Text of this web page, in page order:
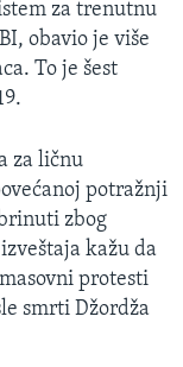
za trenutnu
obavio je više
To je šest
za ličnu
potražnji
zbog
kažu da
protesti
smrti Džordža